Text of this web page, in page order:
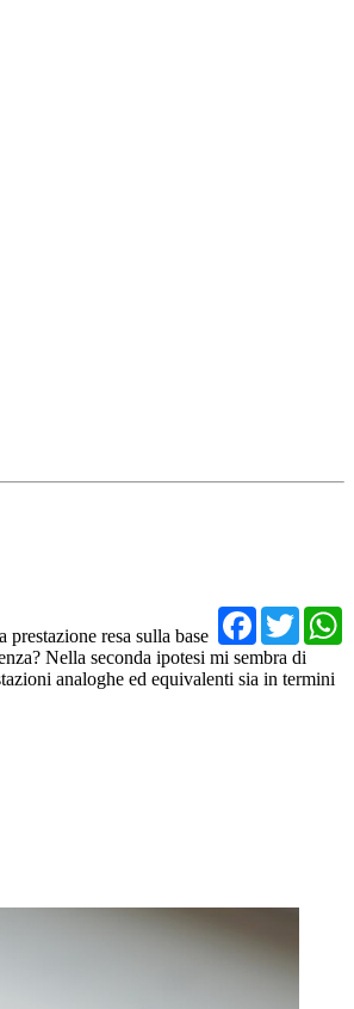
resa sulla base
Nella seconda ipotesi mi sembra di
analoghe ed equivalenti sia in termini